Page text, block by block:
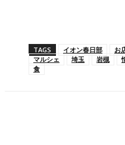
TAGS イオン春日部 お
マルシェ
埼玉 岩槻
食